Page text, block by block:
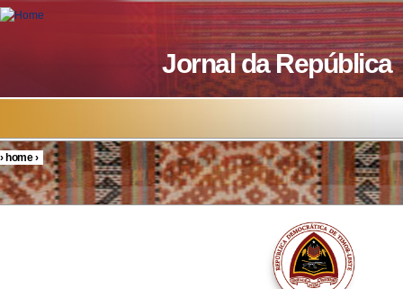
Skip to main content
Jornal da República
You are here
›home›